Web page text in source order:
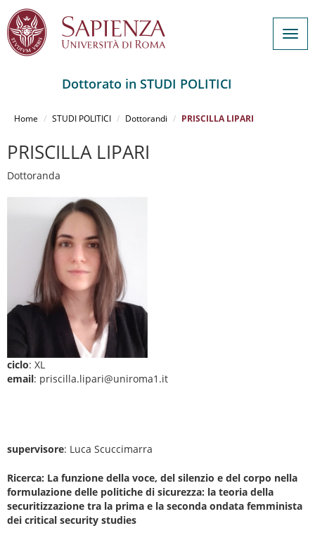
principale
Dottorato in STUDI POLITICI
Home STUDI POLITICI Dottorandi PRISCILLA LIPARI
PRISCILLA LIPARI
Dottoranda
ciclo: XL
email: priscilla.lipari@uniroma1.it
supervisore: Luca Scuccimarra
Ricerca: La funzione della voce, del silenzio e del corpo nella
formulazione delle politiche di sicurezza: la teoria della
securitizzazione tra la prima e la seconda ondata femminista
dei critical security studies